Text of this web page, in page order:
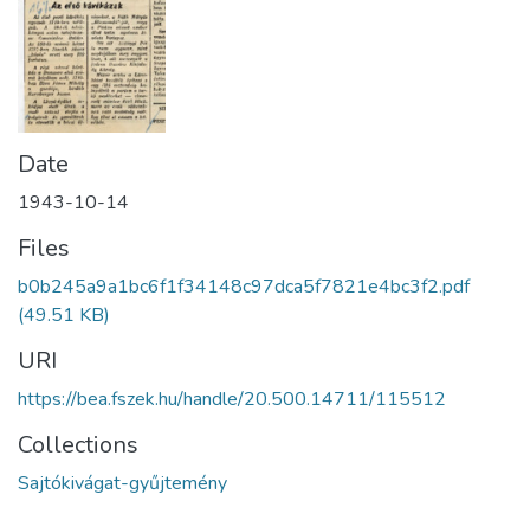
Date
1943-10-14
Files
b0b245a9a1bc6f1f34148c97dca5f7821e4bc3f2.pdf
(49.51 KB)
URI
https://bea.fszek.hu/handle/20.500.14711/115512
Collections
Sajtókivágat-gyűjtemény